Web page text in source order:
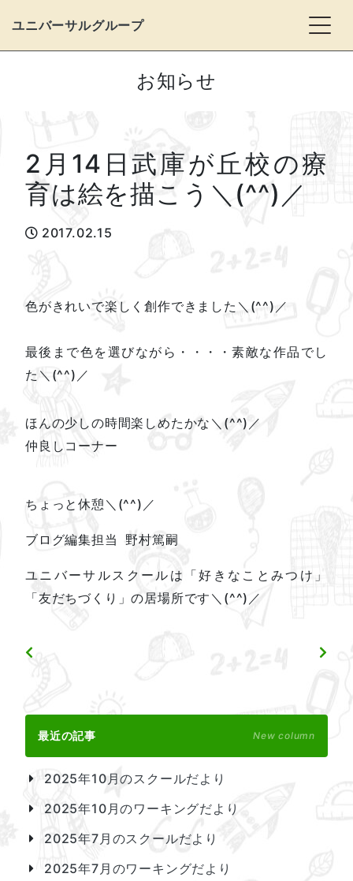
ユニバーサルグループ
お知らせ
2月14日武庫が丘校の療
育は絵を描こう＼(^^)／
2017.02.15
色がきれいで楽しく創作できました＼(^^)／
最後まで色を選びながら・・・・素敵な作品でし
た＼(^^)／
ほんの少しの時間楽しめたかな＼(^^)／
仲良しコーナー
ちょっと休憩＼(^^)／
ブログ編集担当 野村篤嗣
ユニバーサルスクールは「好きなことみつけ」
「友だちづくり」の居場所です＼(^^)／
最近の記事 New column
2025年10月のスクールだより
2025年10月のワーキングだより
2025年7月のスクールだより
2025年7月のワーキングだより